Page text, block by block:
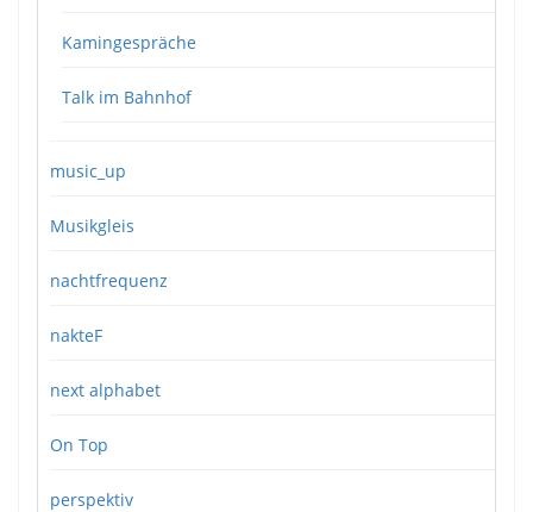
Kamingespräche
Talk im Bahnhof
music_up
Musikgleis
nachtfrequenz
nakteF
next alphabet
On Top
perspektiv